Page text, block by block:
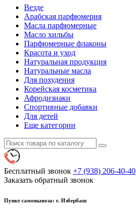
Везде
Арабская парфюмерия
Масла парфюмерные
Масло хильбы
Парфюмерные флаконы
Красота и уход
Натуральная продукция
Натуральные масла
Для похудения
Корейская косметика
Афродизиаки
Спортивные добавки
Для детей
Еще категории
Бесплатный звонок +7 (938) 206-40-40
Заказать обратный звонок
Пункт самовывоза: г. Избербаш